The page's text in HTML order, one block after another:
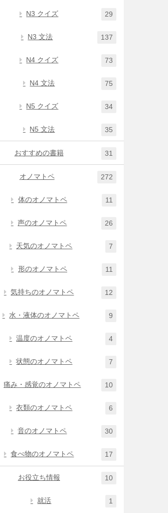
N3 クイズ 29
N3 文法 137
N4 クイズ 73
N4 文法 75
N5 クイズ 34
N5 文法 35
おすすめの書籍 31
オノマトペ 272
体のオノマトペ 11
声のオノマトペ 26
天気のオノマトペ 7
形のオノマトペ 11
気持ちのオノマトペ 12
水・液体のオノマトペ 9
温度のオノマトペ 4
状態のオノマトペ 7
痛み・感覚のオノマトペ 10
衣類のオノマトペ 6
音のオノマトペ 30
食べ物のオノマトペ 17
お役立ち情報 10
就活 1